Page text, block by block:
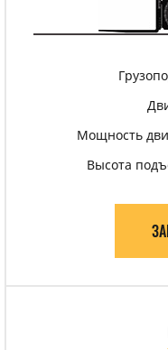
Мощность
Высота